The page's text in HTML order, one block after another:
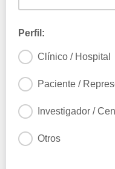
Perfil:
Clínico / Hospital
Paciente /
Investigador /
Otros